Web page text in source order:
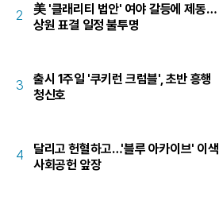
2
美 '클래리티 법안' 여야 갈등에 제동…
상원 표결 일정 불투명
3
출시 1주일 '쿠키런 크럼블', 초반 흥행
청신호
4
달리고 헌혈하고…'블루 아카이브' 이색
사회공헌 앞장